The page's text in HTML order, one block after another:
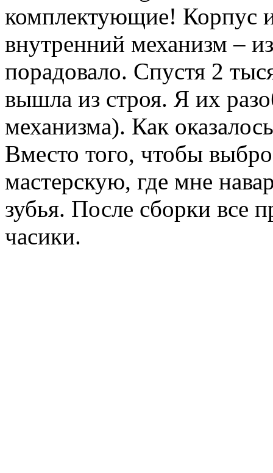
комплектующие! Корпус
внутренний механизм –
порадовало. Спустя 2
вышла из строя. Я их
механизма). Как
Вместо того, чтобы
мастерскую, где мне
зубья. После сборки все
часики.